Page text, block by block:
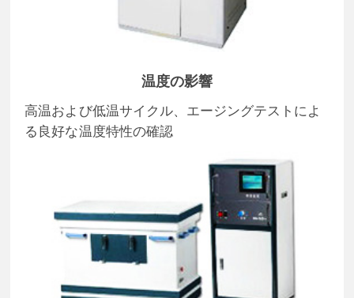
温度の影響
高温および低温サイクル、エージングテストによ
る良好な温度特性の確認